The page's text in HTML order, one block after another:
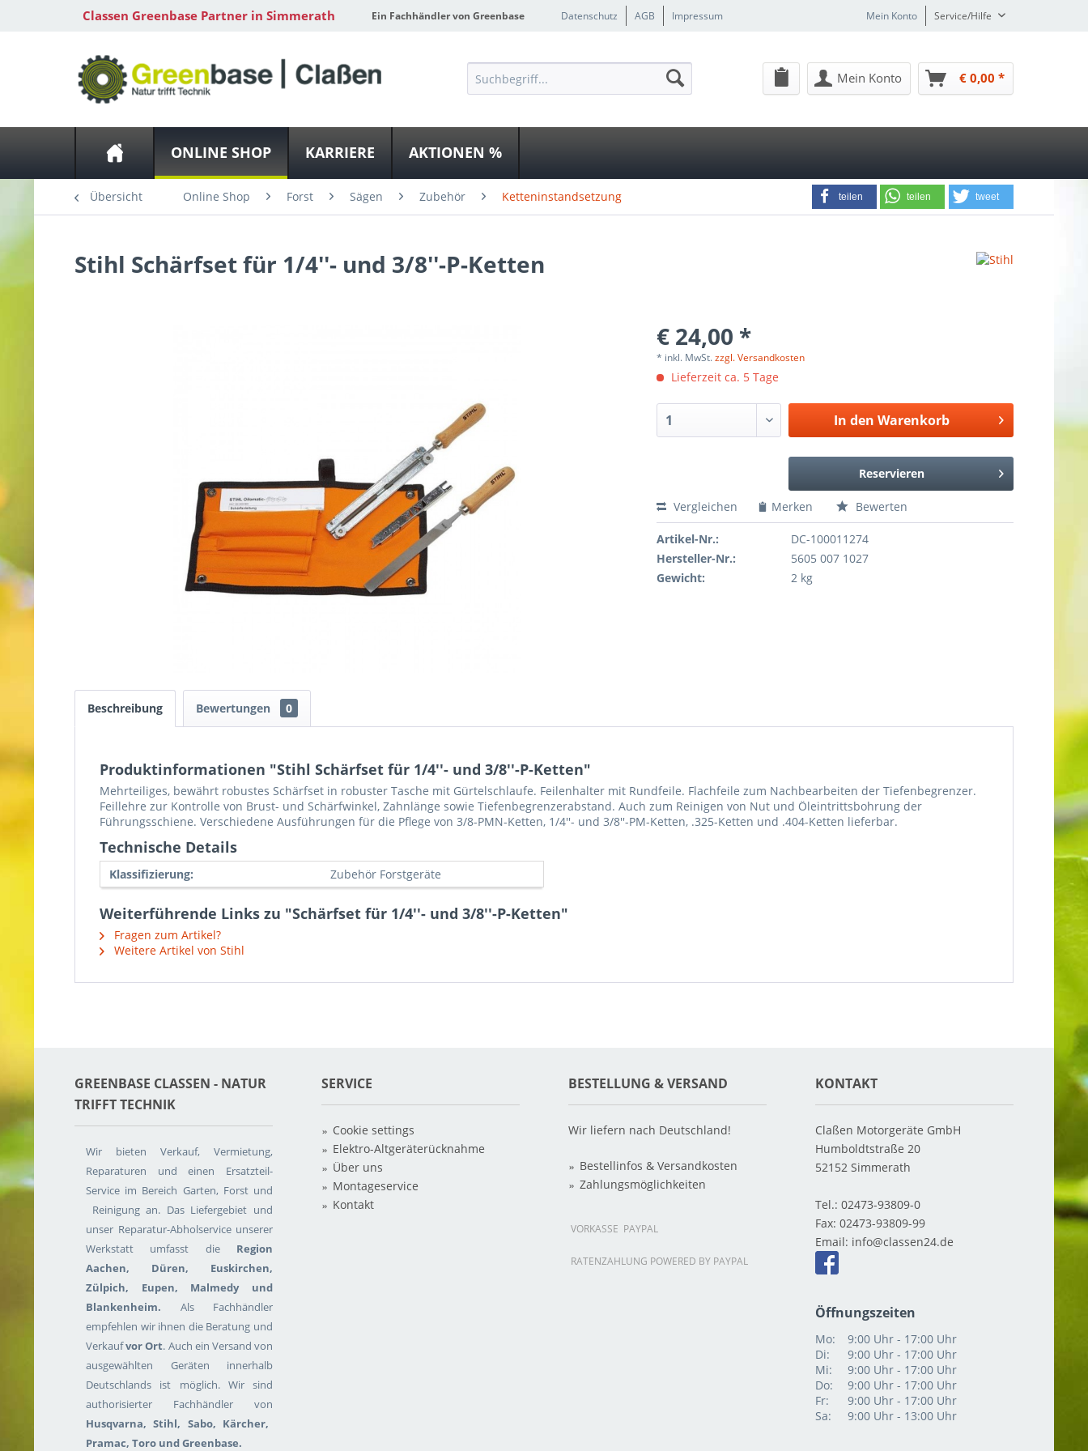
Classen Greenbase Partner in Simmerath Ein Fachhändler von Greenbase Datenschutz AGB Impressum Mein Konto Service/Hilfe
Mein Konto € 0,00 *
ONLINE SHOP KARRIERE AKTIONEN %
teilen teilen tweet
Übersicht Online Shop Forst Sägen Zubehör Ketteninstandsetzung
Stihl Schärfset für 1/4''- und 3/8''-P-Ketten
€ 24,00 *
* inkl. MwSt.zzgl. Versandkosten
Lieferzeit ca. 5 Tage
In den Warenkorb
Reservieren
Vergleichen Merken Bewerten
Artikel-Nr.:
DC-100011274
Hersteller-Nr.:
5605 007 1027
Gewicht:
2 kg
Beschreibung Bewertungen 0
Produktinformationen "Stihl Schärfset für 1/4''- und 3/8''-P-Ketten"
Mehrteiliges, bewährt robustes Schärfset in robuster Tasche mit Gürtelschlaufe. Feilenhalter mit Rundfeile. Flachfeile zum Nachbearbeiten der Tiefenbegrenzer.
Feillehre zur Kontrolle von Brust- und Schärfwinkel, Zahnlänge sowie Tiefenbegrenzerabstand. Auch zum Reinigen von Nut und Öleintrittsbohrung der
Führungsschiene. Verschiedene Ausführungen für die Pflege von 3/8-PMN-Ketten, 1/4''- und 3/8''-PM-Ketten, .325-Ketten und .404-Ketten lieferbar.
Technische Details
Klassifizierung: Zubehör Forstgeräte
Weiterführende Links zu "Schärfset für 1/4''- und 3/8''-P-Ketten"
Fragen zum Artikel?
Weitere Artikel von Stihl
GREENBASE CLASSEN - NATUR T
RIFFT TECHNIK
Wir bieten Verkauf, Vermietung,
Reparaturen und einen Ersatzteil-
Service im Bereich Garten, Forst und
Reinigung an. Das Liefergebiet und
unser Reparatur-Abholservice unserer
Werkstatt umfasst dieRegion
Aachen, Düren, Euskirchen,
Zülpich, Eupen, Malmedy und
Blankenheim. Als Fachhändler
empfehlen wir ihnen die Beratung und
Verkaufvor Ort. Auch ein Versand von
ausgewählten Geräten innerhalb
Deutschlands ist möglich. Wir sind
authorisierter Fachhändler von
Husqvarna, Stihl, Sabo, Kärcher,
Pramac, Toro und Greenbase.
SERVICE
Cookie settings
Elektro-Altgeräterücknahme
Über uns
Montageservice
Kontakt
BESTELLUNG & VERSAND
Wir liefern nach Deutschland!
Bestellinfos & Versandkosten
Zahlungsmöglichkeiten
VORKASSE PAYPAL
RATENZAHLUNG POWERED BY PAYPAL
KONTAKT
Claßen Motorgeräte GmbH
Humboldtstraße 20
52152 Simmerath
Tel.: 02473-93809-0
Fax: 02473-93809-99
Email: info
Öffnungszeiten
Mo:
9:00 Uhr - 17:00 Uhr
Di:
9:00 Uhr - 17:00 Uhr
Mi:
9:00 Uhr - 17:00 Uhr
Do:
9:00 Uhr - 17:00 Uhr
Fr:
9:00 Uhr - 17:00 Uhr
Sa:
9:00 Uhr - 13:00 Uhr